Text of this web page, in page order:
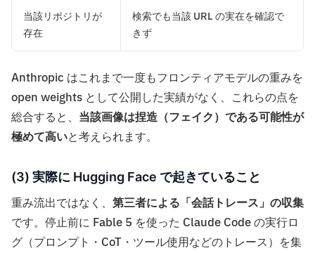
当該リポジトリが
存在
検索でも当該 URL の実在を確認で
きず
Anthropic はこれまで一度もフロンティアモデルの重みを
open weights として公開した実績がなく、これらの点を
総合すると、 当該画像は捏造（フェイク）である可能性が
極めて高いと考えられます。
(3) 実際に Hugging Face で起きていること
重み流出ではなく、 第三者による「会話トレース」の収集
です。停止前に Fable 5 を使った Claude Code の実行ロ
グ（プロンプト・CoT・ツール使用などのトレース）を集